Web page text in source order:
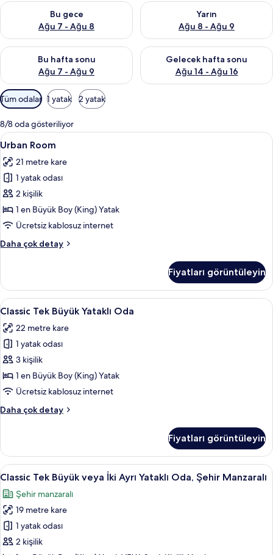
Bu gece
Ağu 7 - Ağu 8
Bu gece için müsaitliği kontrol et Ağu 7 - Ağu 8
Yarın
Ağu 8 - Ağu 9
Yarın için müsaitliği kontrol
Bu hafta sonu
Ağu 7 - Ağu 9
Bu hafta sonu için müsaitliği kontrol et Ağu 7 - Ağu 9
Gelecek hafta sonu
Ağu 14 - Ağu 16
Önümüzdeki hafta sonu için
Odalar
için
mevcut
filtreler
Tüm odalar 1 yatak 2 yatak
8/8 oda gösteriliyor
Urban
Room
için
tüm
fotoğrafları
görün
Urban Room | Mısır pamuklu çarşaf
11
Urban Room
21 metre kare
1 yatak odası
2 kişilik
1 en Büyük Boy (King) Yatak
Ücretsiz kablosuz internet
Daha çok detay
Urban
fazla
detay
Fiyatları görüntüleyin
Classic
Tek
Büyük
Yataklı
Oda
için
tüm
görün
Mısır pamuklu çarşaf takımı, kaliteli
10
Classic Tek Büyük Yataklı Oda
22 metre kare
1 yatak odası
3 kişilik
1 en Büyük Boy (King) Yatak
Ücretsiz kablosuz internet
Daha çok detay
Classic
Oda
hakkında
daha
detay
Fiyatları görüntüleyin
Classic
Tek
Büyük
veya
İki
Ayrı
Mısır pamuklu çarşaf takımı, kaliteli
10
Classic Tek Büyük veya İki Ayrı Yataklı Oda, Şehir Manzaralı
Şehir manzaralı
19 metre kare
1 yatak odası
2 kişilik